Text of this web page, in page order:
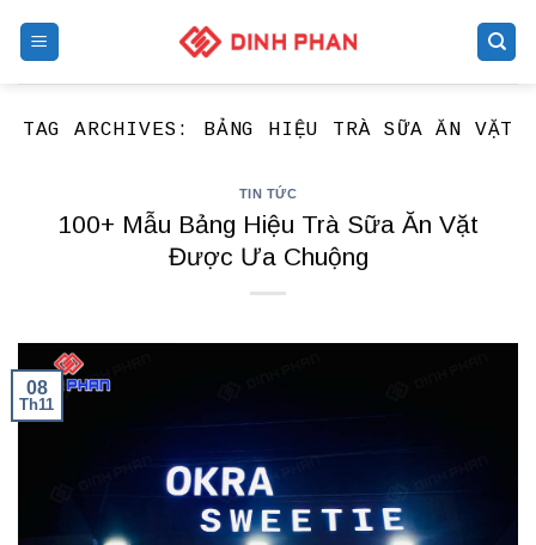
TAG ARCHIVES: BẢNG HIỆU TRÀ SỮA ĂN VẶT
TIN TỨC
100+ Mẫu Bảng Hiệu Trà Sữa Ăn Vặt
Được Ưa Chuộng
08
Th11